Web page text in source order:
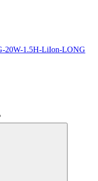
20W-1.5H-LiIon-LONG